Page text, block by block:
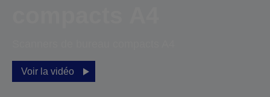
Voir la vidéo